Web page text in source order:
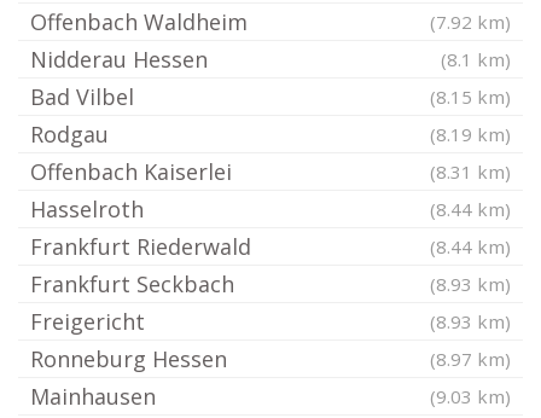
Offenbach Waldheim (7.92 km)
Nidderau Hessen (8.1 km)
Bad Vilbel (8.15 km)
Rodgau (8.19 km)
Offenbach Kaiserlei (8.31 km)
Hasselroth (8.44 km)
Frankfurt Riederwald (8.44 km)
Frankfurt Seckbach (8.93 km)
Freigericht (8.93 km)
Ronneburg Hessen (8.97 km)
Mainhausen (9.03 km)